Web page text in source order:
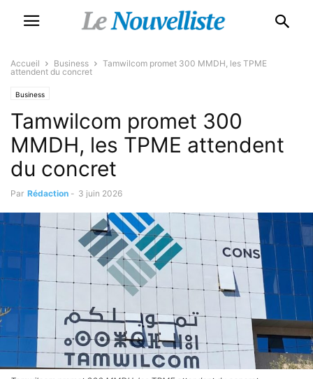
Accueil Business
Tamwilcom promet 300 MMDH, les TPME
attendent du concret
Business
Tamwilcom promet 300
MMDH, les TPME attendent
du concret
Par Rédaction - 3 juin 2026